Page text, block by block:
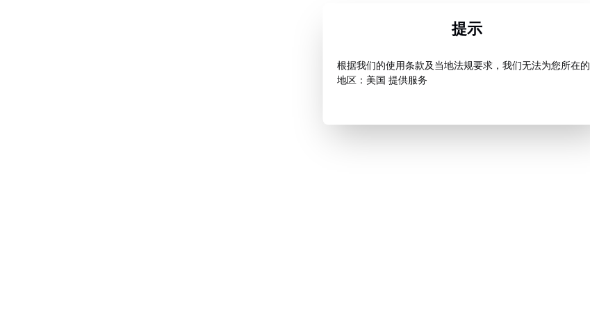
提示
根据我们的使用条款及当地法规要求，我们无法为您所在的
地区：美国 提供服务